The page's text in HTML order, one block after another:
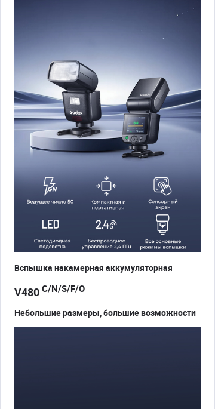
Вспышка накамерная аккумуляторная
V480 C/N/S/F/O
Небольшие размеры, большие возможности